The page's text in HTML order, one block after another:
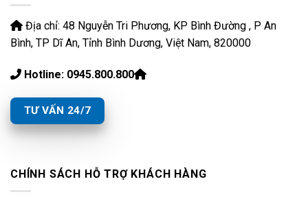
Địa chỉ: 48 Nguyễn Tri Phương, KP Bình Đường , P An
Bình, TP Dĩ An, Tỉnh Bình Dương, Việt Nam, 820000
Hotline: 0945.800.800
TƯ VẤN 24/7
CHÍNH SÁCH HỖ TRỢ KHÁCH HÀNG